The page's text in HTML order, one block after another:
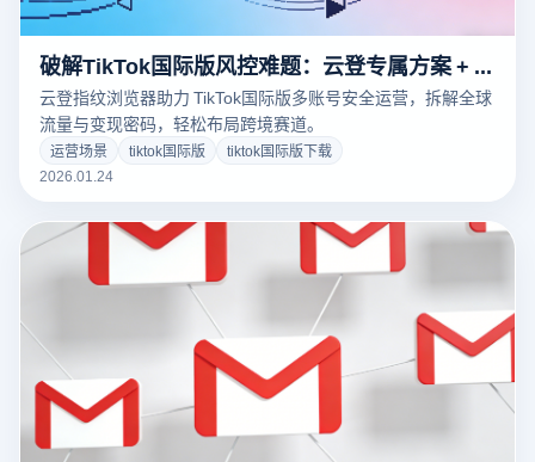
破解TikTok国际版风控难题：云登专属方案 + 全链路运营攻略
云登指纹浏览器助力 TikTok国际版多账号安全运营，拆解全球
流量与变现密码，轻松布局跨境赛道。
运营场景 tiktok国际版
tiktok国际版下载
2026.01.24